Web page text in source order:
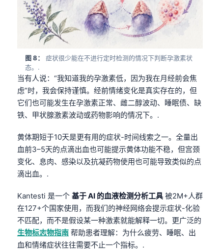
图 8：
症状很少能在不进行定时检测的情况下判断孕激素状
态。.
当有人说：“我知道我的孕激素低，因为我在月经前会焦
虑”时，我会保持谨慎。经前情绪变化是真实存在的，但
它们也可能发生在孕激素正常、雌二醇波动、睡眠债、缺
铁、甲状腺激素波动或药物影响的情况下。.
黄体期短于10天是更有用的症状-时间线索之一。全量出
血前3–5天的点滴出血也可能提示黄体功能不稳，但宫颈
变化、息肉、感染以及抗凝药物使用也可能导致类似的点
滴出血。.
Kantesti 是一个 基于 AI 的血液检测分析工具 被2M+人群
在127+个国家使用，而我们的神经网络会提示症状-化验
不匹配，而不是假设某一种激素就能解释一切。更广泛的
生物标志物指南 帮助患者理解：为什么疲劳、睡眠、出
血和情绪症状往往需要不止一个指标。.
Esperanto
Frysk
Ślōnskŏ gŏdka
Norsk bokmål